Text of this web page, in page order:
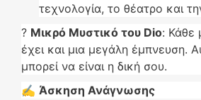
τεχνολογία, το θέατρο και
? Μικρό Μυστικό του Dio: Κάθε
έχει και μια μεγάλη έμπνευση.
μπορεί να είναι η δική σου.
✍️ Άσκηση Ανάγνωσης